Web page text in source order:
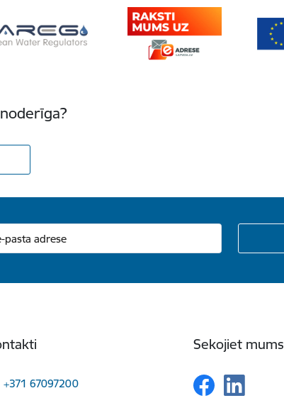
+371 67097200
Sekojiet mums